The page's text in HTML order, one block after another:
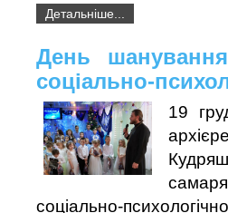
Детальніше...
День
соціально-
19
соціально-